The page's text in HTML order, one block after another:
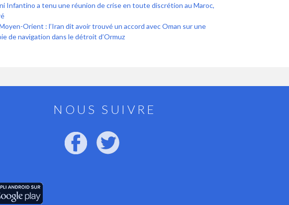
Infantino a tenu une réunion de crise en toute discrétion au Maroc,
Orient : l’Iran dit avoir trouvé un accord avec Oman sur une
de navigation dans le détroit d’Ormuz
NOUS SUIVRE